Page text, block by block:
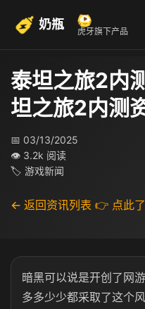
奶瓶 虎牙旗下产品
泰坦之旅2内
坦之旅2内测
📅 03/13/2025
👁 3.2k 阅读
🏷 游戏新闻
← 返回资讯列表 👉 点此
暗黑可以说是开创了网
多多少少都采取了这个